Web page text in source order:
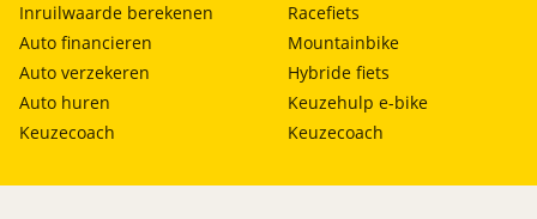
Inruilwaarde berekenen
Auto financieren
Auto verzekeren
Auto huren
Keuzecoach
Racefiets
Mountainbike
Hybride fiets
Keuzehulp e-bike
Keuzecoach